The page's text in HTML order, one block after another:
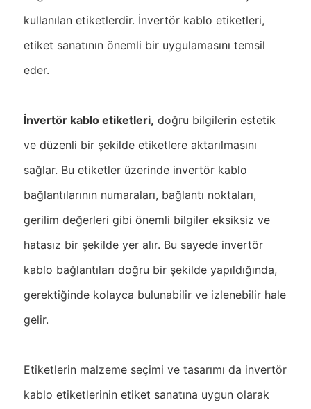
kullanılan etiketlerdir. İnvertör kablo etiketleri,
etiket sanatının önemli bir uygulamasını temsil
eder.
İnvertör kablo etiketleri, doğru bilgilerin estetik
ve düzenli bir şekilde etiketlere aktarılmasını
sağlar. Bu etiketler üzerinde invertör kablo
bağlantılarının numaraları, bağlantı noktaları,
gerilim değerleri gibi önemli bilgiler eksiksiz ve
hatasız bir şekilde yer alır. Bu sayede invertör
kablo bağlantıları doğru bir şekilde yapıldığında,
gerektiğinde kolayca bulunabilir ve izlenebilir hale
gelir.
Etiketlerin malzeme seçimi ve tasarımı da invertör
kablo etiketlerinin etiket sanatına uygun olarak